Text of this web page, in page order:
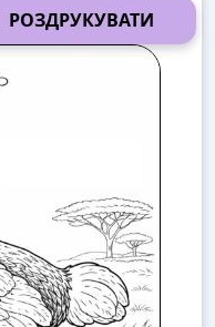
РОЗДРУКУВАТИ